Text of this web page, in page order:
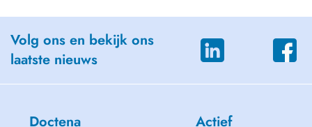
Volg ons en bekijk ons
laatste nieuws
Doctena Actief